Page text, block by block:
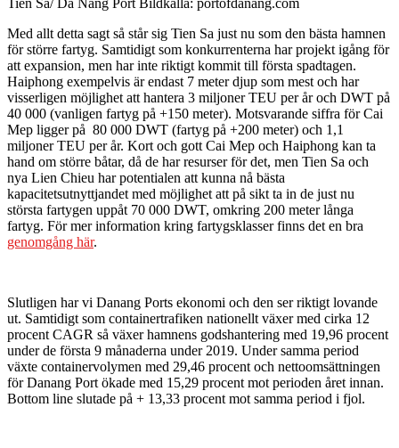
Med allt detta sagt så står sig Tien Sa just nu som den bästa hamnen
för större fartyg. Samtidigt som konkurrenterna har projekt igång för
att expansion, men har inte riktigt kommit till första spadtagen.
Haiphong exempelvis är endast 7 meter djup som mest och har
visserligen möjlighet att hantera 3 miljoner TEU per år och DWT på
40 000 (vanligen fartyg på +150 meter). Motsvarande siffra för Cai
Mep ligger på 80 000 DWT (fartyg på +200 meter) och 1,1
miljoner TEU per år. Kort och gott Cai Mep och Haiphong kan ta
hand om större båtar, då de har resurser för det, men Tien Sa och
nya Lien Chieu har potentialen att kunna nå bästa
kapacitetsutnyttjandet med möjlighet att på sikt ta in de just nu
största fartygen uppåt 70 000 DWT, omkring 200 meter långa
fartyg. För mer information kring fartygsklasser finns det en bra
genomgång här.
Slutligen har vi Danang Ports ekonomi och den ser riktigt lovande
ut. Samtidigt som containertrafiken nationellt växer med cirka 12
procent CAGR så växer hamnens godshantering med 19,96 procent
under de första 9 månaderna under 2019. Under samma period
växte containervolymen med 29,46 procent och nettoomsättningen
för Danang Port ökade med 15,29 procent mot perioden året innan.
Bottom line slutade på + 13,33 procent mot samma period i fjol.